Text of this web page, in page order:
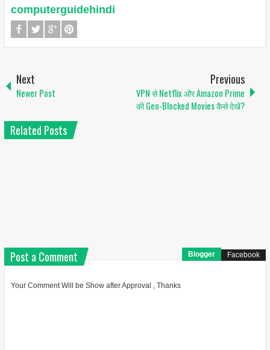
computerguidehindi
Next
Newer Post
Previous
VPN से Netflix और Amazon Prime
की Geo-Blocked Movies कैसे देखें?
Related Posts
Post a Comment Blogger Facebook
Your Comment Will be Show after Approval , Thanks